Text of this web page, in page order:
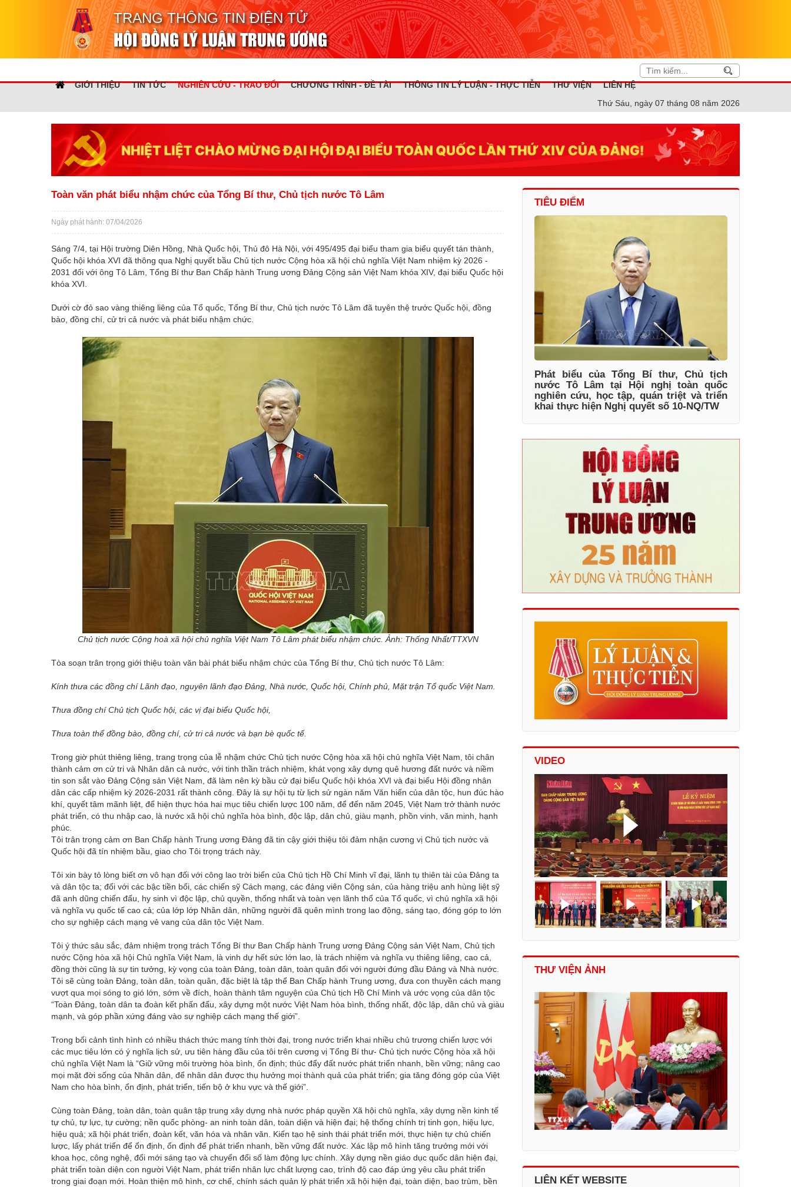
TRANG THÔNG TIN ĐIỆN TỬ
HỘI ĐỒNG LÝ LUẬN TRUNG ƯƠNG
GIỚI THIỆU TIN TỨC NGHIÊN CỨU - TRAO ĐỔI CHƯƠNG TRÌNH - ĐỀ TÀI THÔNG TIN LÝ LUẬN - THỰC TIỄN THƯ VIỆN
LIÊN HỆ
Thứ Sáu, ngày 07 tháng 08 năm 2026
Toàn văn phát biểu nhậm chức của Tổng Bí thư, Chủ tịch nước Tô Lâm
Ngày phát hành: 07/04/2026
Sáng 7/4, tại Hội trường Diên Hồng, Nhà Quốc hội, Thủ đô Hà Nội, với 495/495 đại biểu tham gia biểu quyết tán thành,
Quốc hội khóa XVI đã thông qua Nghị quyết bầu Chủ tịch nước Cộng hòa xã hội chủ nghĩa Việt Nam nhiệm kỳ 2026 -
2031 đối với ông Tô Lâm, Tổng Bí thư Ban Chấp hành Trung ương Đảng Cộng sản Việt Nam khóa XIV, đại biểu Quốc hội
khóa XVI.
Dưới cờ đỏ sao vàng thiêng liêng của Tổ quốc, Tổng Bí thư, Chủ tịch nước Tô Lâm đã tuyên thệ trước Quốc hội, đồng
bào, đồng chí, cử tri cả nước và phát biểu nhậm chức.
Chủ tịch nước Cộng hoà xã hội chủ nghĩa Việt Nam Tô Lâm phát biểu nhậm chức. Ảnh: Thống Nhất/TTXVN
Tòa soạn trân trọng giới thiệu toàn văn bài phát biểu nhậm chức của Tổng Bí thư, Chủ tịch nước Tô Lâm:
Kính thưa các đồng chí Lãnh đạo, nguyên lãnh đạo Đảng, Nhà nước, Quốc hội, Chính phủ, Mặt trận Tổ quốc Việt Nam.
Thưa đồng chí Chủ tịch Quốc hội, các vị đại biểu Quốc hội,
Thưa toàn thể đồng bào, đồng chí, cử tri cả nước và bạn bè quốc tế.
Trong giờ phút thiêng liêng, trang trọng của lễ nhậm chức Chủ tịch nước Cộng hòa xã hội chủ nghĩa Việt Nam, tôi chân
thành cảm ơn cử tri và Nhân dân cả nước, với tinh thần trách nhiệm, khát vọng xây dựng quê hương đất nước và niềm
tin son sắt vào Đảng Cộng sản Việt Nam, đã làm nên kỳ bầu cử đại biểu Quốc hội khóa XVI và đại biểu Hội đồng nhân
dân các cấp nhiệm kỳ 2026-2031 rất thành công. Đây là sự hội tụ từ lịch sử ngàn năm Văn hiến của dân tộc, hun đúc hào
khí, quyết tâm mãnh liệt, để hiện thực hóa hai mục tiêu chiến lược 100 năm, để đến năm 2045, Việt Nam trở thành nước
phát triển, có thu nhập cao, là nước xã hội chủ nghĩa hòa bình, độc lập, dân chủ, giàu mạnh, phồn vinh, văn minh, hạnh
phúc.
Tôi trân trọng cảm ơn Ban Chấp hành Trung ương Đảng đã tin cậy giới thiệu tôi đảm nhận cương vị Chủ tịch nước và
Quốc hội đã tín nhiệm bầu, giao cho Tôi trọng trách này.
Tôi xin bày tỏ lòng biết ơn vô hạn đối với công lao trời biển của Chủ tịch Hồ Chí Minh vĩ đại, lãnh tụ thiên tài của Đảng ta
và dân tộc ta; đối với các bậc tiền bối, các chiến sỹ Cách mạng, các đảng viên Cộng sản, của hàng triệu anh hùng liệt sỹ
đã anh dũng chiến đấu, hy sinh vì độc lập, chủ quyền, thống nhất và toàn vẹn lãnh thổ của Tổ quốc, vì chủ nghĩa xã hội
và nghĩa vụ quốc tế cao cả; của lớp lớp Nhân dân, những người đã quên mình trong lao động, sáng tạo, đóng góp to lớn
cho sự nghiệp cách mạng vẻ vang của dân tộc Việt Nam.
Tôi ý thức sâu sắc, đảm nhiệm trọng trách Tổng Bí thư Ban Chấp hành Trung ương Đảng Cộng sản Việt Nam, Chủ tịch
nước Cộng hòa xã hội Chủ nghĩa Việt Nam, là vinh dự hết sức lớn lao, là trách nhiệm và nghĩa vụ thiêng liêng, cao cả,
đồng thời cũng là sự tin tưởng, kỳ vọng của toàn Đảng, toàn dân, toàn quân đối với người đứng đầu Đảng và Nhà nước.
Tôi sẽ cùng toàn Đảng, toàn dân, toàn quân, đặc biệt là tập thể Ban Chấp hành Trung ương, đưa con thuyền cách mạng
vượt qua mọi sóng to gió lớn, sớm về đích, hoàn thành tâm nguyện của Chủ tịch Hồ Chí Minh và ước vọng của dân tộc
“Toàn Đảng, toàn dân ta đoàn kết phấn đấu, xây dựng một nước Việt Nam hòa bình, thống nhất, độc lập, dân chủ và giàu
mạnh, và góp phần xứng đáng vào sự nghiệp cách mạng thế giới”.
Trong bối cảnh tình hình có nhiều thách thức mang tính thời đại, trong nước triển khai nhiều chủ trương chiến lược với
các mục tiêu lớn có ý nghĩa lịch sử, ưu tiên hàng đầu của tôi trên cương vị Tổng Bí thư- Chủ tịch nước Cộng hòa xã hội
chủ nghĩa Việt Nam là “Giữ vững môi trường hòa bình, ổn định; thúc đẩy đất nước phát triển nhanh, bền vững; nâng cao
mọi mặt đời sống của Nhân dân, để nhân dân được thụ hưởng mọi thành quả của phát triển; gia tăng đóng góp của Việt
Nam cho hòa bình, ổn định, phát triển, tiến bộ ở khu vực và thế giới”.
Cùng toàn Đảng, toàn dân, toàn quân tập trung xây dựng nhà nước pháp quyền Xã hội chủ nghĩa, xây dựng nền kinh tế
tự chủ, tự lực, tự cường; nền quốc phòng- an ninh toàn dân, toàn diện và hiện đại; hệ thống chính trị tinh gọn, hiệu lực,
hiệu quả; xã hội phát triển, đoàn kết, văn hóa và nhân văn. Kiến tạo hệ sinh thái phát triển mới, thực hiện tự chủ chiến
lược, lấy phát triển để ổn định, ổn định để phát triển nhanh, bền vững đất nước. Xác lập mô hình tăng trưởng mới với
khoa học, công nghệ, đổi mới sáng tạo và chuyển đổi số làm động lực chính. Xây dựng nền giáo dục quốc dân hiện đại,
phát triển toàn diện con người Việt Nam, phát triển nhân lực chất lượng cao, trình độ cao đáp ứng yêu cầu phát triển
trong giai đoạn mới. Hoàn thiện mô hình, cơ chế, chính sách quản lý phát triển xã hội hiện đại, toàn diện, bao trùm, bền
TIÊU ĐIỂM
Phát biểu của Tổng Bí thư, Chủ tịch
nước Tô Lâm tại Hội nghị toàn quốc
nghiên cứu, học tập, quán triệt và triển
khai thực hiện Nghị quyết số 10-NQ/TW
VIDEO
THƯ VIỆN ẢNH
LIÊN KẾT WEBSITE